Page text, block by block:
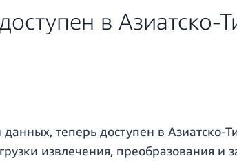
в Азиатско-
теперь доступен в Азиатско-
извлечения, преобразования и